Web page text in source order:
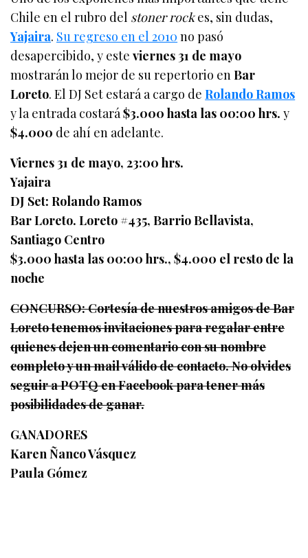
Chile en el rubro del stoner rockes, sin dudas,
Yajaira. Su regreso en el 2010 no pasó
desapercibido, y esteviernes 31 de mayo
mostrarán lo mejor de su repertorio enBar
Loreto. El DJ Set estará a cargo deRolando Ramos
y la entrada costará$3.000 hasta las 00:00 hrs. y
$4.000 de ahí en adelante.
Viernes 31 de mayo, 23:00 hrs.
Yajaira
DJ Set: Rolando Ramos
Bar Loreto. Loreto #435, Barrio Bellavista,
Santiago Centro
$3.000 hasta las 00:00 hrs., $4.000 el resto de la
noche
CONCURSO: Cortesía de nuestros amigos de Bar
Loreto tenemos invitaciones para regalar entre
quienes dejen un comentario con su nombre
completo y un mail válido de contacto. No olvides
seguir a POTQ en Facebook para tener más
posibilidades de ganar.
GANADORES
Karen Ñanco Vásquez
Paula Gómez